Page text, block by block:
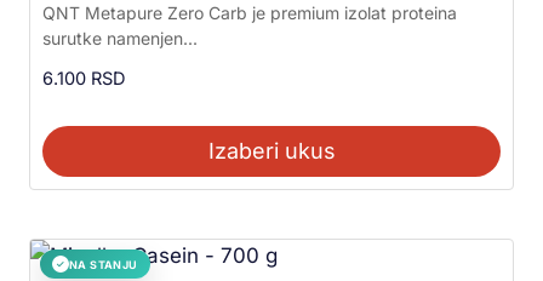
QNT Metapure Zero Carb je premium izolat proteina
surutke namenjen...
6.100 RSD
Izaberi ukus
✓ NA STANJU